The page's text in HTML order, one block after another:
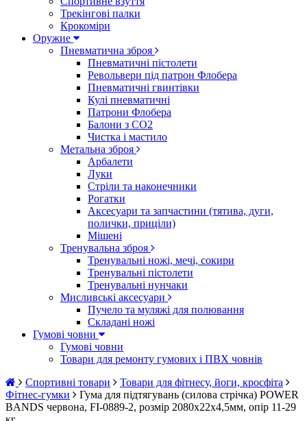
Трекінгові палки
Крокоміри
Оружие
Пневматична зброя
Пневматичні пістолети
Револьвери під патрон Флобера
Пневматичні гвинтівки
Кулі пневматичні
Патрони Флобера
Балони з CO2
Чистка і мастило
Метальна зброя
Арбалети
Луки
Стріли та наконечники
Рогатки
Аксесуари та запчастини (тятива, дуги,
полички, приціли)
Мішені
Тренувальна зброя
Тренувальні ножі, мечі, сокири
Тренувальні пістолети
Тренувальні нунчаки
Мисливські аксесуари
Пучело та муляжі для полювання
Складані ножі
Гумові човни
Гумові човни
Товари для ремонту гумових і ПВХ човнів
Спортивні товари
Товари для фітнесу, йоги, кросфіта
Фітнес-гумки
Гума для підтягувань (силова стрічка) POWER
BANDS червона, FI-0889-2, розмір 2080x22x4,5мм, опір 11-29